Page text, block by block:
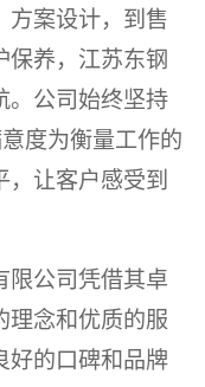
方案设计，到售
保养，江苏东钢
。公司始终坚持
度为衡量工作的
让客户感受到
限公司凭借其卓
理念和优质的服
好的口碑和品牌